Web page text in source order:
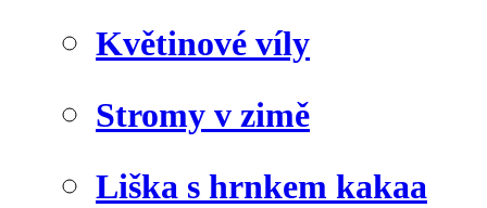
Květinové víly
Stromy v zimě
Liška s hrnkem kakaa